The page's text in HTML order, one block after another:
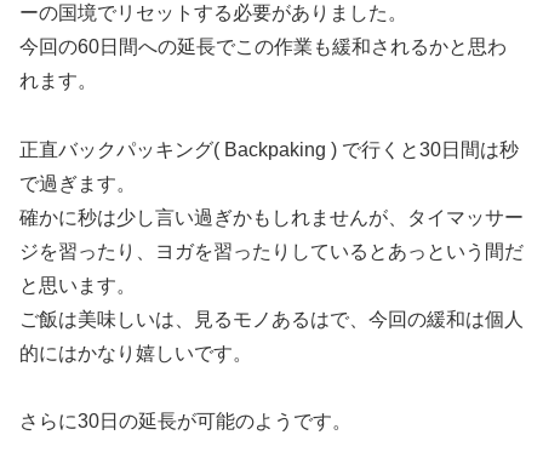
ーの国境でリセットする必要がありました。
今回の60日間への延長でこの作業も緩和されるかと思わ
れます。
正直バックパッキング( Backpaking ) で行くと30日間は秒
で過ぎます。
確かに秒は少し言い過ぎかもしれませんが、タイマッサー
ジを習ったり、ヨガを習ったりしているとあっという間だ
と思います。
ご飯は美味しいは、見るモノあるはで、今回の緩和は個人
的にはかなり嬉しいです。
さらに30日の延長が可能のようです。